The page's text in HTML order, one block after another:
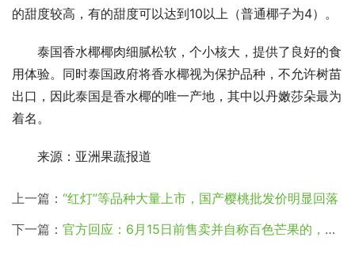
的甜度较高，有的甜度可以达到10以上（普通椰子为4）。
泰国香水椰椰肉细腻松软，个小核大，提供了良好的食
用体验。同时泰国政府将香水椰视为保护品种，不允许树苗
出口，因此泰国是香水椰的唯一产地，其中以丹嫩莎朵最为
着名。
来源：亚洲果蔬报道
上一篇： “红灯”等品种大量上市，国产樱桃批发价明显回落
下一篇： 官方回应：6月15日前售卖并自称百色芒果的，均属虚假销售